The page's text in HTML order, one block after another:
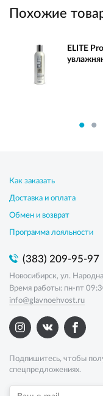
Похожие
ELITE
Как заказать
Доставка и оплата
Обмен и возврат
Программа лояльности
(383) 209-95-97
Новосибирск, ул.
Время работы: пн-пт
info@glavnoehvost.ru
Подпишитесь, чтобы
спецпредложениях.